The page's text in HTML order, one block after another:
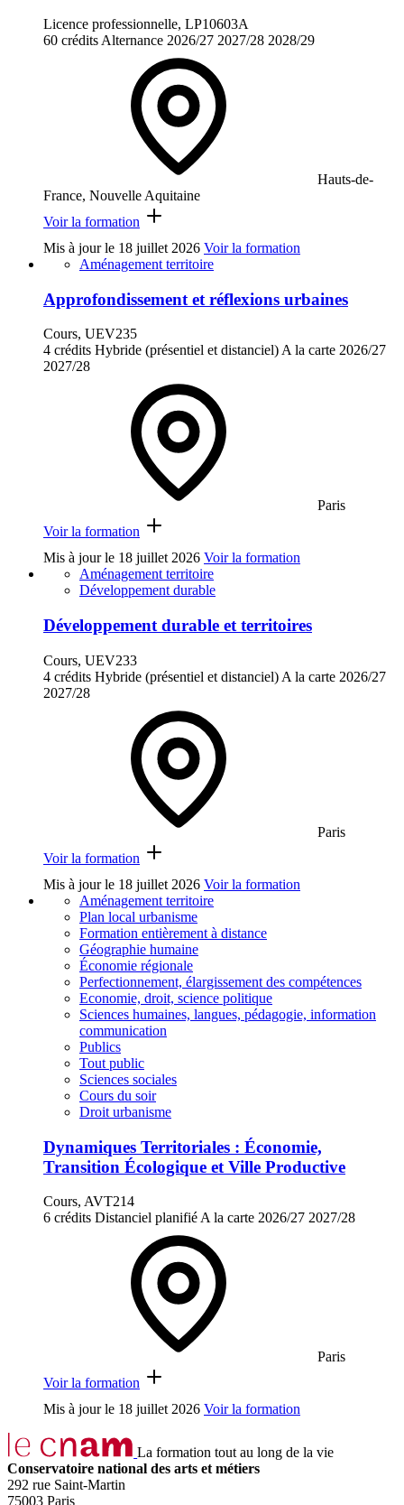
Licence professionnelle, LP10603A
60 crédits Alternance 2026/27 2027/28 2028/29
Hauts-de-
France, Nouvelle Aquitaine
Voir la formation
Mis à jour le 18 juillet 2026 Voir la formation
Aménagement territoire
Approfondissement et réflexions urbaines
Cours, UEV235
4 crédits Hybride (présentiel et distanciel)A la carte 2026/27
2027/28
Paris
Voir la formation
Mis à jour le 18 juillet 2026 Voir la formation
Aménagement territoire
Développement durable
Développement durable et territoires
Cours, UEV233
4 crédits Hybride (présentiel et distanciel) A la carte 2026/27
2027/28
Paris
Voir la formation
Mis à jour le 18 juillet 2026 Voir la formation
Aménagement territoire
Plan local urbanisme
Formation entièrement à distance
Géographie humaine
Économie régionale
Perfectionnement, élargissement des compétences
Economie, droit, science politique
Sciences humaines, langues, pédagogie, information
communication
Publics
Tout public
Sciences sociales
Cours du soir
Droit urbanisme
Dynamiques Territoriales : Économie,
Transition Écologique et Ville Productive
Cours, AVT214
6 crédits Distanciel planifié A la carte 2026/27 2027/28
Paris
Voir la formation
Mis à jour le 18 juillet 2026 Voir la formation
La formation tout au long de la vie
Conservatoire national des arts et métiers
292 rue Saint-Martin
75003 Paris